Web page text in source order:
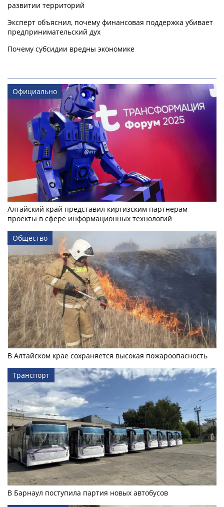
развитии территорий
Эксперт объяснил, почему финансовая поддержка убивает
предпринимательский дух
Почему субсидии вредны экономике
Официально
Алтайский край представил киргизским партнерам
проекты в сфере информационных технологий
Общество
В Алтайском крае сохраняется высокая пожароопасность
Транспорт
В Барнаул поступила партия новых автобусов